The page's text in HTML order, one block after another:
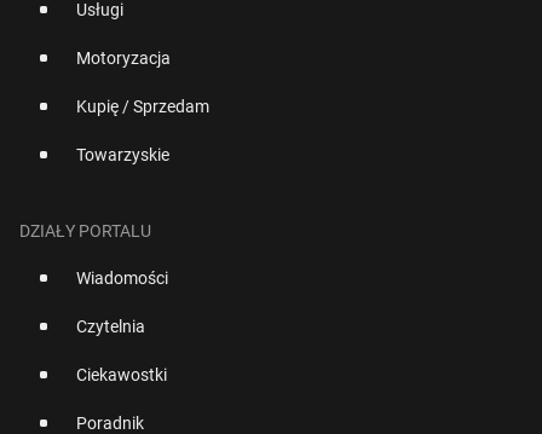
Usługi
Motoryzacja
Kupię / Sprzedam
Towarzyskie
DZIAŁY PORTALU
Wiadomości
Czytelnia
Ciekawostki
Poradnik